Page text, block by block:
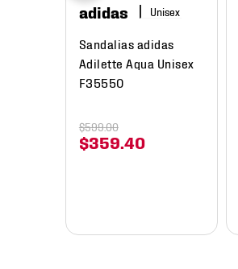
adidas
Sandalias adidas
Adilette Aqua Unisex
F35550
$359 40
$599.00